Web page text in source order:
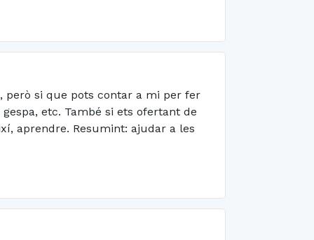
però si que pots contar a mi per fer
etc. També si ets ofertant de
aprendre. Resumint: ajudar a les